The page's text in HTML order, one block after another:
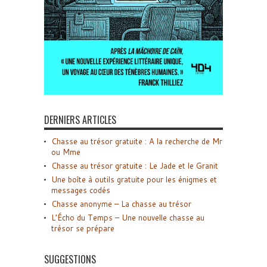
DERNIERS ARTICLES
Chasse au trésor gratuite : A la recherche de Mr
ou Mme
Chasse au trésor gratuite : Le Jade et le Granit
Une boîte à outils gratuite pour les énigmes et
messages codés
Chasse anonyme – La chasse au trésor
L’Écho du Temps – Une nouvelle chasse au
trésor se prépare
SUGGESTIONS